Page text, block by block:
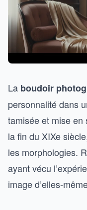
La boudoir
personnalité dans
tamisée et mise en
la fin du XIXe
les morphologies.
ayant vécu
image d’elles-